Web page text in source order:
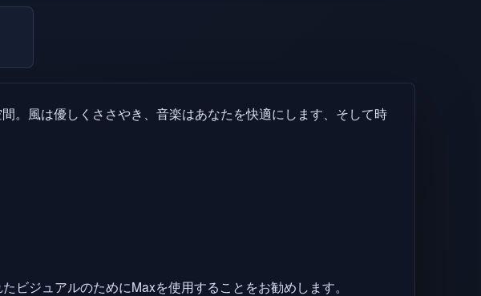
。風は優しくささやき、音楽はあなたを快適にします、そして時
ビジュアルのためにMaxを使用することをお勧めします。